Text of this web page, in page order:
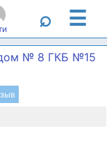
⌕ ☰
№ 8 ГКБ №15